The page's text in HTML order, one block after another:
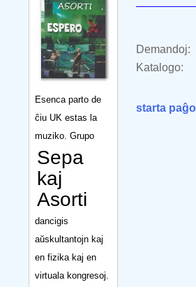
Esenca parto de
ĉiu UK estas la
muziko. Grupo
Sepa
kaj
Asorti
dancigis
aŭskultantojn kaj
en fizika kaj en
virtuala kongresoj.
Demandoj:
Katalogo:
starta paĝo